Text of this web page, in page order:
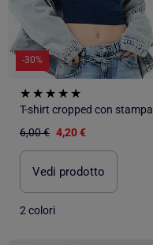
-30%
T-shirt cropped con stampa
6,00 € 4,20 €
Vedi prodotto
2 colori